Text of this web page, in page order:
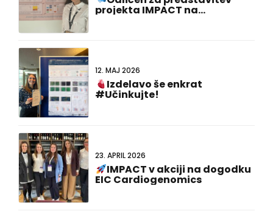
projekta IMPACT na
12. MAJ 2026
Izdelavo še enkrat
#Učinkujte!
23. APRIL 2026
IMPACT v akciji na dogodku
EIC Cardiogenomics